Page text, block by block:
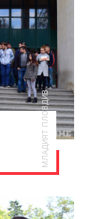
МЛАДИЯТ ПЛОВДИВ